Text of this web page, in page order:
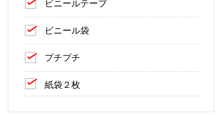
ビニールテープ
ビニール袋
プチプチ
紙袋２枚